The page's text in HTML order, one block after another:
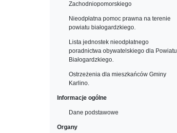
Zachodniopomorskiego
Nieodpłatna pomoc prawna na terenie
powiatu białogardzkiego.
Lista jednostek nieodpłatnego
poradnictwa obywatelskiego dla Powiatu
Białogardzkiego.
Ostrzeżenia dla mieszkańców Gminy
Karlino.
Informacje ogólne
Dane podstawowe
Organy